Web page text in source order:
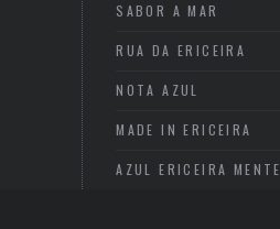
SABOR A MAR
RUA DA ERICEIRA
NOTA AZUL
MADE IN ERICEIRA
AZUL ERICEIRA MENTE